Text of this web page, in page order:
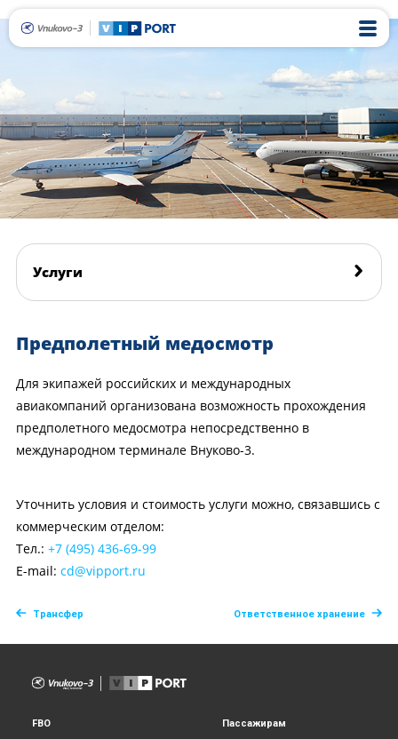
Услуги
Предполетный медосмотр
Для экипажей российских и международных
авиакомпаний организована возможность прохождения
предполетного медосмотра непосредственно в
международном терминале Внуково-3.
Уточнить условия и стоимость услуги можно, связавшись с
коммерческим отделом:
Тел.: +7 (495) 436-69-99
E-mail: cd@vipport.ru
Трансфер Ответственное хранение
FBO
Пассажирам